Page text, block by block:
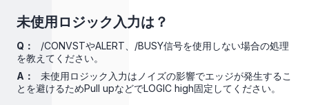
未使用ロジック入力は？
Q：
/CONVSTやALERT、/BUSY信号を使用しない場合の処理
を教えてください。
A：
未使用ロジック入力はノイズの影響でエッジが発生するこ
とを避けるためPull upなどでLOGIC high固定してください。